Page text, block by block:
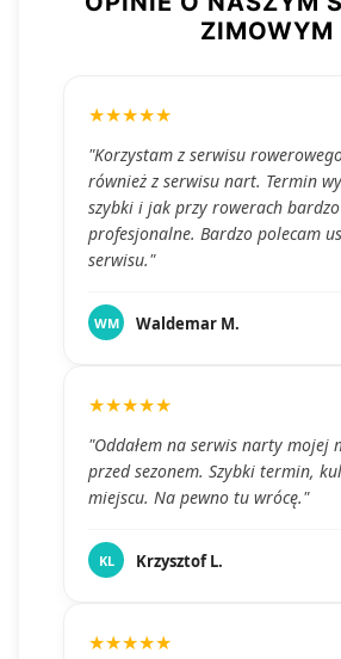
ZIMOWYM
★★★★★
"Korzystam z serwisu
również z serwisu nart. Termin
szybki i jak przy rowerach bardzo
profesjonalne. Bardzo polecam
serwisu."
WM Waldemar M.
★★★★★
"Oddałem na serwis narty mojej
przed sezonem. Szybki termin,
miejscu. Na pewno tu wrócę."
KL Krzysztof L.
★★★★★